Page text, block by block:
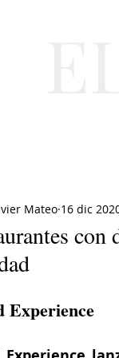
Mateo 16 dic
Experience